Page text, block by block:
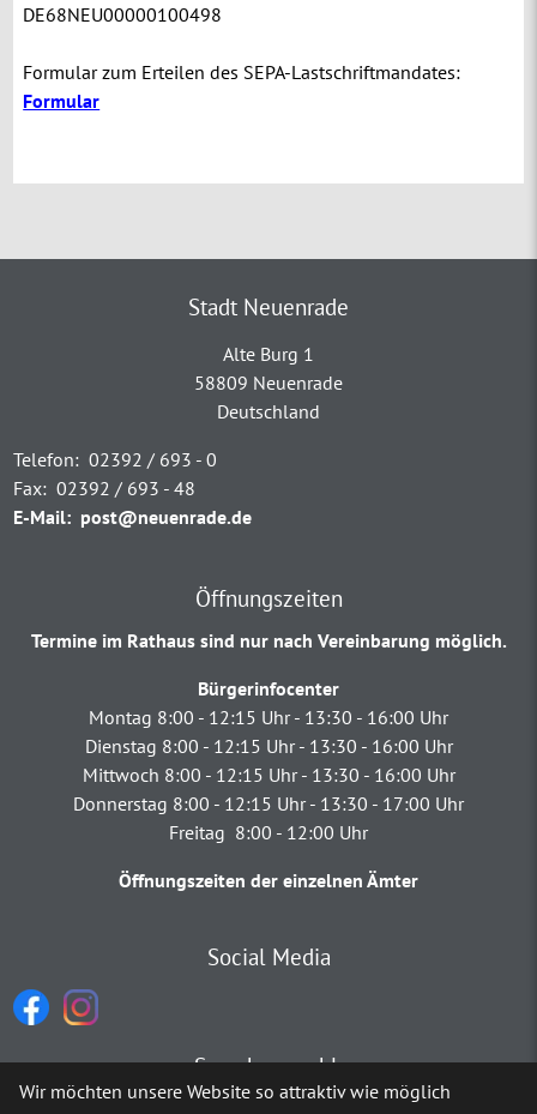
DE68NEU00000100498
Formular zum Erteilen des SEPA-Lastschriftmandates:
Formular
Stadt Neuenrade
Alte Burg 1
58809 Neuenrade
Deutschland
Telefon: 02392 / 693 - 0
Fax: 02392 / 693 - 48
E-Mail: post@neuenrade.de
Öffnungszeiten
Termine im Rathaus sind nur nach Vereinbarung möglich.
Bürgerinfocenter
Montag 8:00 - 12:15 Uhr - 13:30 - 16:00 Uhr
Dienstag 8:00 - 12:15 Uhr - 13:30 - 16:00 Uhr
Mittwoch 8:00 - 12:15 Uhr - 13:30 - 16:00 Uhr
Donnerstag 8:00 - 12:15 Uhr - 13:30 - 17:00 Uhr
Freitag 8:00 - 12:00 Uhr
Öffnungszeiten der einzelnen Ämter
Social Media
Sprachauswahl
Wir möchten unsere Website so attraktiv wie möglich